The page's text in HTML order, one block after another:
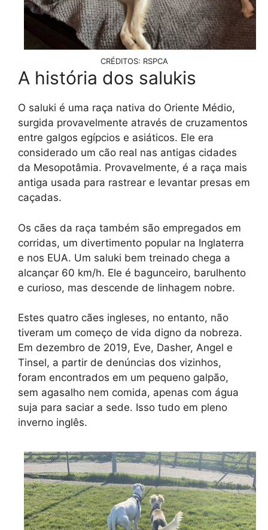
CRÉDITOS: RSPCA
A história dos salukis
O saluki é uma raça nativa do Oriente Médio,
surgida provavelmente através de cruzamentos
entre galgos egípcios e asiáticos. Ele era
considerado um cão real nas antigas cidades
da Mesopotâmia. Provavelmente, é a raça mais
antiga usada para rastrear e levantar presas em
caçadas.
Os cães da raça também são empregados em
corridas, um divertimento popular na Inglaterra
e nos EUA. Um saluki bem treinado chega a
alcançar 60 km/h. Ele é bagunceiro, barulhento
e curioso, mas descende de linhagem nobre.
Estes quatro cães ingleses, no entanto, não
tiveram um começo de vida digno da nobreza.
Em dezembro de 2019, Eve, Dasher, Angel e
Tinsel, a partir de denúncias dos vizinhos,
foram encontrados em um pequeno galpão,
sem agasalho nem comida, apenas com água
suja para saciar a sede. Isso tudo em pleno
inverno inglês.